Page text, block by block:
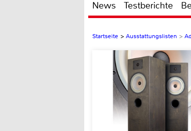
News Testberichte
Startseite > Ausstattungslisten >